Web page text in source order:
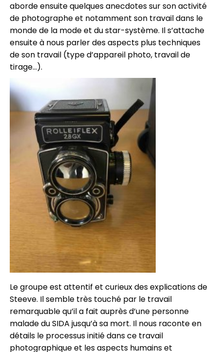
aborde ensuite quelques anecdotes sur son activité
de photographe et notamment son travail dans le
monde de la mode et du star-système. Il s’attache
ensuite à nous parler des aspects plus techniques
de son travail (type d’appareil photo, travail de
tirage…).
Le groupe est attentif et curieux des explications de
Steeve. Il semble très touché par le travail
remarquable qu’il a fait auprès d’une personne
malade du SIDA jusqu’à sa mort. Il nous raconte en
détails le processus initié dans ce travail
photographique et les aspects humains et